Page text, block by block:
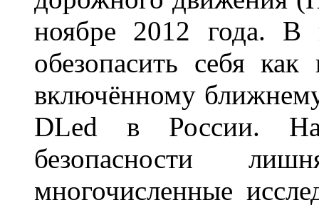
ноябре 2012 года.
обезопасить себя
включённому
DLed в России.
безопасности
многочисленные